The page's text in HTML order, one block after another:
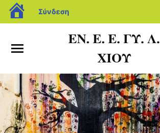
Σύνδεση
ΕΝ. Ε. Ε. ΓΥ. Λ.
ΧΙΟΥ